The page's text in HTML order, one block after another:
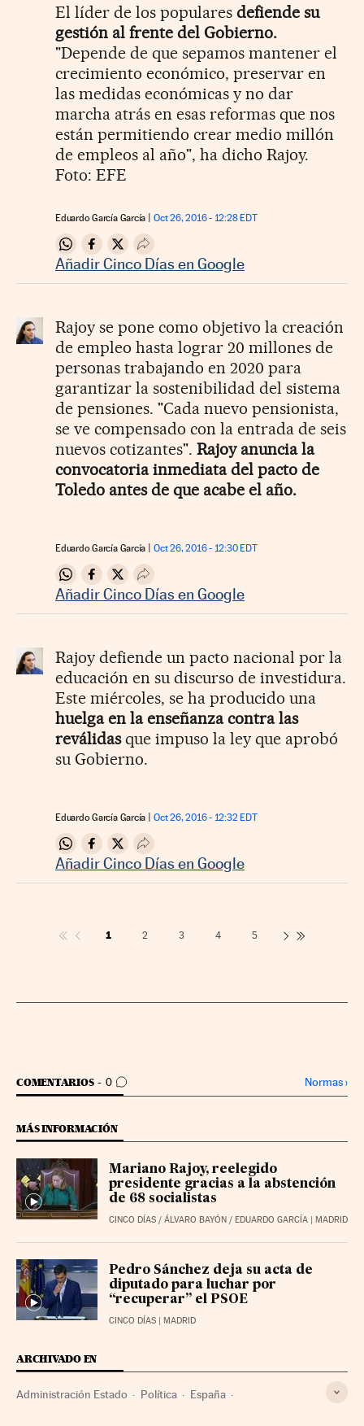
El líder de los populares defiende su
gestión al frente del Gobierno.
"Depende de que sepamos mantener el
crecimiento económico, preservar en
las medidas económicas y no dar
marcha atrás en esas reformas que nos
están permitiendo crear medio millón
de empleos al año", ha dicho Rajoy.
Foto: EFE
Eduardo García García Oct 26, 2016 - 12:28 EDT
Compartir en Whatsapp
Compartir en Facebook
Compartir en Twitter
Desplegar Redes Sociales
Añadir Cinco Días en Google
Rajoy se pone como objetivo la creación
de empleo hasta lograr 20 millones de
personas trabajando en 2020 para
garantizar la sostenibilidad del sistema
de pensiones. "Cada nuevo pensionista,
se ve compensado con la entrada de seis
nuevos cotizantes". Rajoy anuncia la
convocatoria inmediata del pacto de
Toledo antes de que acabe el año.
Eduardo García García Oct 26, 2016 - 12:30 EDT
Compartir en Whatsapp
Compartir en Facebook
Compartir en Twitter
Desplegar Redes Sociales
Añadir Cinco Días en Google
Rajoy defiende un pacto nacional por la
educación en su discurso de investidura.
Este miércoles, se ha producido una
huelga en la enseñanza contra las
reválidasque impuso la ley que aprobó
su Gobierno.
Eduardo García García Oct 26, 2016 - 12:32 EDT
Compartir en Whatsapp
Compartir en Facebook
Compartir en Twitter
Desplegar Redes Sociales
Añadir Cinco Días en Google
1 2 3 4 5
COMENTARIOS 0
IR A LOS COMENTARIOS Normas›
MÁS INFORMACIÓN
Mariano Rajoy, reelegido
presidente gracias a la abstención
de 68 socialistas
CINCO DÍAS / ÁLVARO BAYÓN / EDUARDO GARCÍA | MADRID
Pedro Sánchez deja su acta de
diputado para luchar por
“recuperar” el PSOE
CINCO DÍAS | MADRID
ARCHIVADO EN
Administración Estado Política España